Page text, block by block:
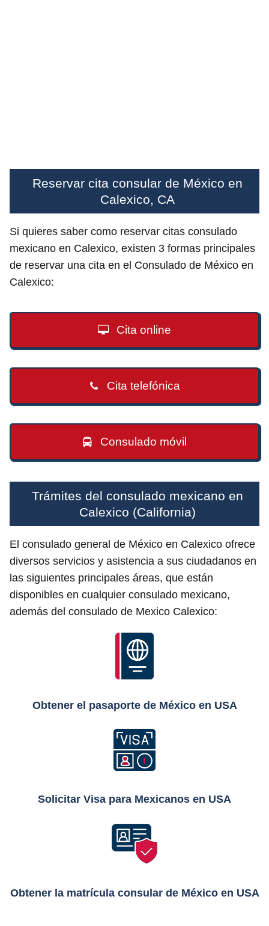
Reservar cita consular de México en
Calexico, CA
Si quieres saber como reservar citas consulado
mexicano en Calexico, existen 3 formas principales
de reservar una cita en el Consulado de México en
Calexico:
Cita online
Cita telefónica
Consulado móvil
Trámites del consulado mexicano en
Calexico (California)
El consulado general de México en Calexico ofrece
diversos servicios y asistencia a sus ciudadanos en
las siguientes principales áreas, que están
disponibles en cualquier consulado mexicano,
además del consulado de Mexico Calexico:
Obtener el pasaporte de México en USA
Solicitar Visa para Mexicanos en USA
Obtener la matrícula consular de México en USA